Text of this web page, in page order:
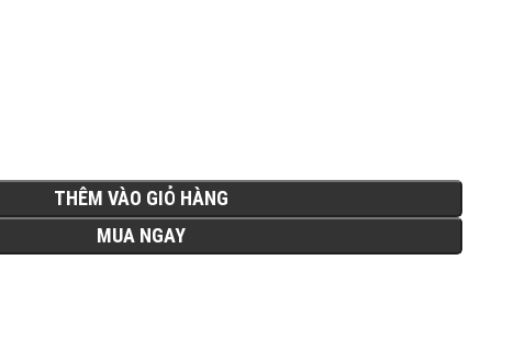
THÊM VÀO GIỎ HÀNG
MUA NGAY